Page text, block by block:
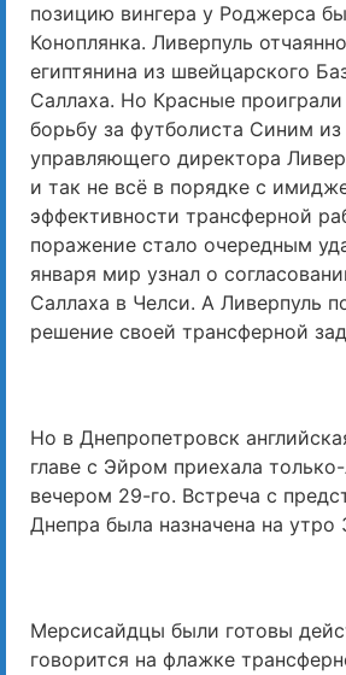
позицию вингера у Роджерса
Коноплянка. Ливерпуль
египтянина из швейцарского
Саллаха. Но Красные
борьбу за футболиста Синим
управляющего директора
и так не всё в порядке с
эффективности трансферной
поражение стало очередным
января мир узнал о
Саллаха в Челси. А Ливерпуль
решение своей трансферной
Но в Днепропетровск
главе с Эйром приехала
вечером 29-го. Встреча с
Днепра была назначена на утро
Мерсисайдцы были готовы
говорится на флажке